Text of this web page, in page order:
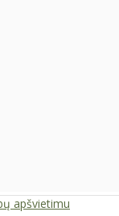
apšvietimu